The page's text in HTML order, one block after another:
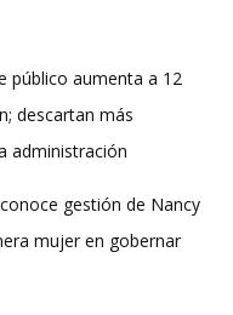
público aumenta a 12
descartan más
administración
gestión de Nancy
mujer en gobernar